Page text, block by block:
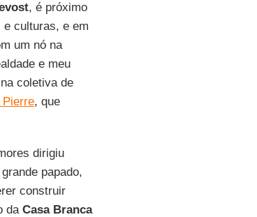
, é próximo
e culturas, e em
um nó na
e meu
coletiva de
Pierre, que
dirigiu
papado,
construir
da Casa Branca